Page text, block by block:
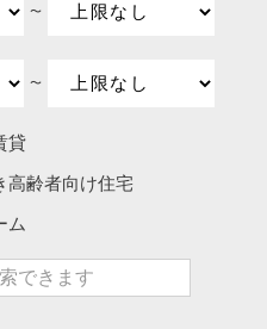
〜
〜
貸
高齢者向け住宅
ム